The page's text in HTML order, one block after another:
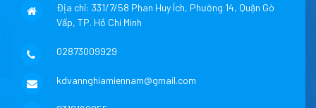
Địa chỉ: 331/7/58 Phan Huy Ích, Phường 14, Quận Gò
Vấp, TP. Hồ Chí Minh
02873009929
kdvannghiamiennam@gmail.com